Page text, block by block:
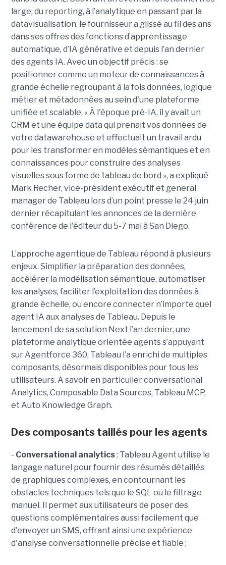
large, du reporting, à l’analytique en passant par la
datavisualisation, le fournisseur a glissé au fil des ans
dans ses offres des fonctions d’apprentissage
automatique, d’IA générative et depuis l’an dernier
des agents IA. Avec un objectif précis : se
positionner comme un moteur de connaissances à
grande échelle regroupant à la fois données, logique
métier et métadonnées au sein d'une plateforme
unifiée et scalable. « À l'époque pré-IA, il y avait un
CRM et une équipe data qui prenait vos données de
votre datawarehouse et effectuait un travail ardu
pour les transformer en modèles sémantiques et en
connaissances pour construire des analyses
visuelles sous forme de tableau de bord », a expliqué
Mark Recher, vice-président exécutif et general
manager de Tableau lors d’un point presse le 24 juin
dernier récapitulant les annonces de la dernière
conférence de l'éditeur du 5-7 mai à San Diego.
L’approche agentique de Tableau répond à plusieurs
enjeux. Simplifier la préparation des données,
accélérer la modélisation sémantique, automatiser
les analyses, faciliter l’exploitation des données à
grande échelle, ou encore connecter n’importe quel
agent IA aux analyses de Tableau. Depuis le
lancement de sa solution Next l’an dernier, une
plateforme analytique orientée agents s’appuyant
sur Agentforce 360, Tableau l’a enrichi de multiples
composants, désormais disponibles pour tous les
utilisateurs. A savoir en particulier conversational
Analytics, Composable Data Sources, Tableau MCP,
et Auto Knowledge Graph.
Des composants taillés pour les agents
- Conversational analytics: Tableau Agent utilise le
langage naturel pour fournir des résumés détaillés
de graphiques complexes, en contournant les
obstacles techniques tels que le SQL ou le filtrage
manuel. Il permet aux utilisateurs de poser des
questions complémentaires aussi facilement que
d'envoyer un SMS, offrant ainsi une expérience
d'analyse conversationnelle précise et fiable ;